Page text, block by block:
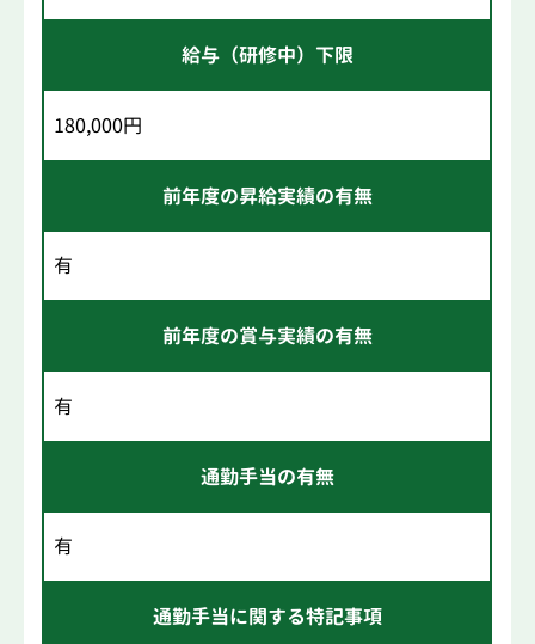
給与（研修中）下限
180,000円
前年度の昇給実績の有無
有
前年度の賞与実績の有無
有
通勤手当の有無
有
通勤手当に関する特記事項